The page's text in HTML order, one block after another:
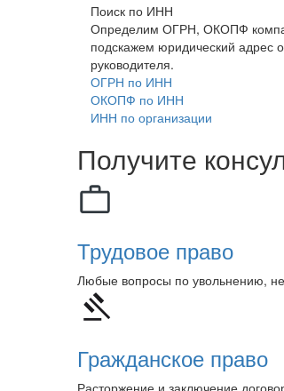
Поиск по ИНН
Определим ОГРН, ОКОПФ
подскажем юридический адрес
руководителя.
ОГРН по ИНН
ОКОПФ по ИНН
ИНН по организации
Получите
Трудовое право
Любые вопросы по увольнению,
Гражданское право
Расторжение и заключение